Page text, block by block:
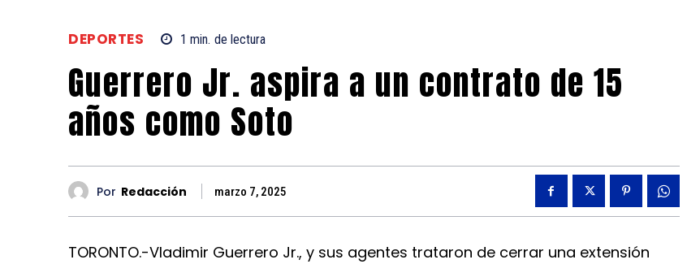
DEPORTES 1 min. de lectura
Guerrero Jr. aspira a un contrato de 15
años como Soto
Por Redacción marzo 7, 2025
TORONTO.-Vladimir Guerrero Jr., y sus agentes trataron de cerrar una extensión